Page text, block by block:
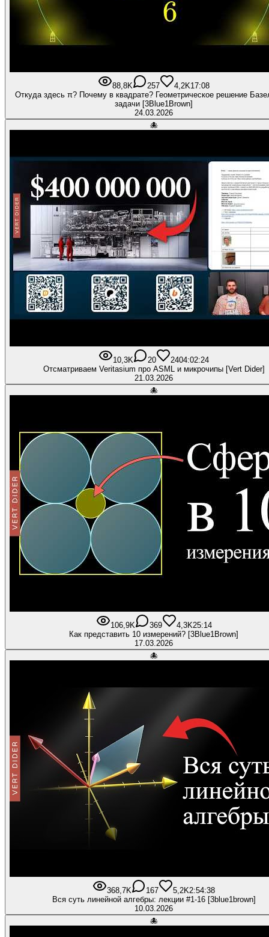
88,8K 257 4,2K17:08
Откуда здесь π? Почему в квадрате? Геометрическое решение
задачи [3Blue1Brown]
24.03.2026
🐙
10,3K 20 2404:02:24
Отсматриваем Veritasium про ASML и микрочипы [Vert Dider]
21.03.2026
🐙
106,9K 369 4,3K25:14
Как представить 10 измерений? [3Blue1Brown]
17.03.2026
🐙
368,7K 167 5,2K2:54:38
Вся суть линейной алгебры: лекции #1-16 [3blue1brown]
10.03.2026
🐙